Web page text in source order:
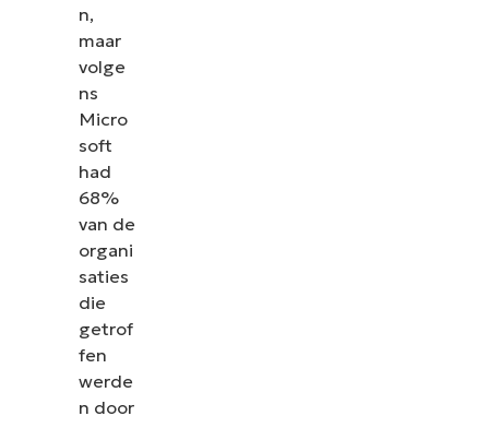
n,
maar
volge
ns
Micro
soft
had
68%
van de
organi
saties
die
getrof
fen
werde
n door